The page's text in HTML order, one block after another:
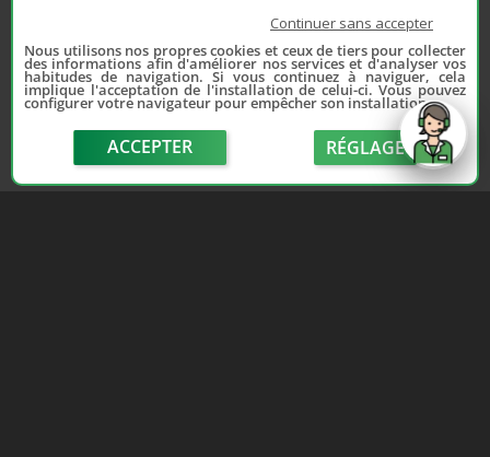
Depuis 2006, France Casse accompagne les
automobilistes dans leur recherche de pièces
d'occasion. Réparez votre auto sans vous ruiner !
Continuer sans accepter
Nous utilisons nos propres cookies et ceux de tiers pour collecter
des informations afin d'améliorer nos services et d'analyser vos
habitudes de navigation. Si vous continuez à naviguer, cela
implique l'acceptation de l'installation de celui-ci. Vous pouvez
configurer votre navigateur pour empêcher son installation.
ACCEPTER RÉGLAGE